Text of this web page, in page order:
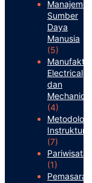
Manajemen
Sumber
Daya
Manusia
(5)
Manufaktur:
Electrical
dan
Mechanical
(4)
Metodologi
Instruktur
(7)
Pariwisata
(1)
Pemasaran